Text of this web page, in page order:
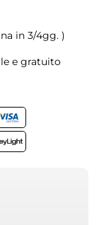
in 3/4gg. )
e gratuito